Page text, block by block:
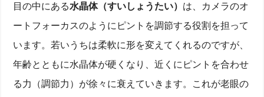
目の中にある水晶体（すいしょうたい） は、カメラのオ
ートフォーカスのようにピントを調節する役割を担って
います。若いうちは柔軟に形を変えてくれるのですが、
年齢とともに水晶体が硬くなり、近くにピントを合わせ
る力（調節力）が徐々に衰えていきます。これが老眼の